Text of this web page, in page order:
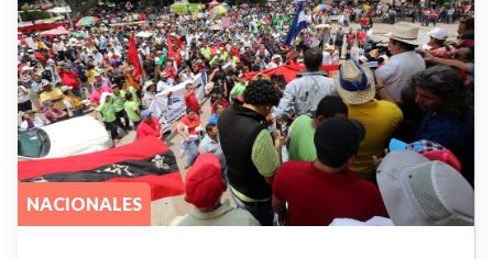
NACIONALES